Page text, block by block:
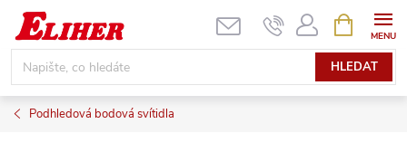
Přejít
obsah
HLEDAT
NÁKUPNÍ
KOŠÍK
Podhledová bodová svítidla